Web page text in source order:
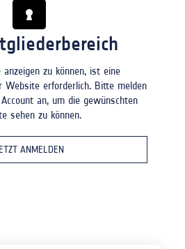
anzeigen zu können, ist eine
Website erforderlich. Bitte melden
an, um die gewünschten
sehen zu können.
ANMELDEN